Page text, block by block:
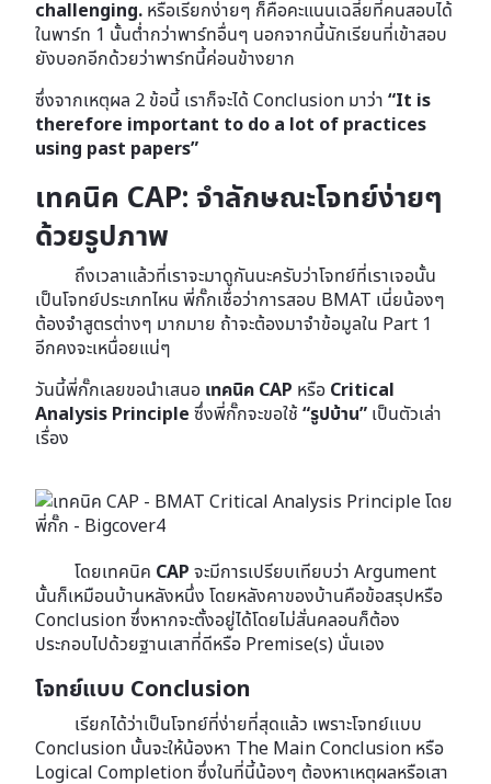
challenging. หรือเรียกง่ายๆ ก็คือคะแนนเฉลี่ยที่คนสอบได้
ในพาร์ท 1 นั้นต่ำกว่าพาร์ทอื่นๆ นอกจากนี้นักเรียนที่เข้าสอบ
ยังบอกอีกด้วยว่าพาร์ทนี้ค่อนข้างยาก
ซึ่งจากเหตุผล 2 ข้อนี้ เราก็จะได้ Conclusion มาว่า “It is
therefore important to do a lot of practices
using past papers”
เทคนิค CAP: จำลักษณะโจทย์ง่ายๆ
ด้วยรูปภาพ
ถึงเวลาแล้วที่เราจะมาดูกันนะครับว่าโจทย์ที่เราเจอนั้น
เป็นโจทย์ประเภทไหน พี่กั๊กเชื่อว่าการสอบ BMAT เนี่ยน้องๆ
ต้องจำสูตรต่างๆ มากมาย ถ้าจะต้องมาจำข้อมูลใน Part 1
อีกคงจะเหนื่อยแน่ๆ
วันนี้พี่กั๊กเลยขอนำเสนอ เทคนิค CAP หรือ Critical
Analysis Principle ซึ่งพี่กั๊กจะขอใช้ “รูปบ้าน” เป็นตัวเล่า
เรื่อง
โดยเทคนิค CAP จะมีการเปรียบเทียบว่า Argument
นั้นก็เหมือนบ้านหลังหนึ่ง โดยหลังคาของบ้านคือข้อสรุปหรือ
Conclusion ซึ่งหากจะตั้งอยู่ได้โดยไม่สั่นคลอนก็ต้อง
ประกอบไปด้วยฐานเสาที่ดีหรือ Premise(s) นั่นเอง
โจทย์แบบ Conclusion
เรียกได้ว่าเป็นโจทย์ที่ง่ายที่สุดแล้ว เพราะโจทย์เเบบ
Conclusion นั้นจะให้น้องหา The Main Conclusion หรือ
Logical Completion ซึ่งในที่นี้น้องๆ ต้องหาเหตุผลหรือเสา